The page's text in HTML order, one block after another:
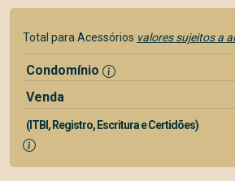
Total para Acessórios valores sujeitos a
Condomínio
Venda
(ITBI, Registro, Escritura e Certidões)